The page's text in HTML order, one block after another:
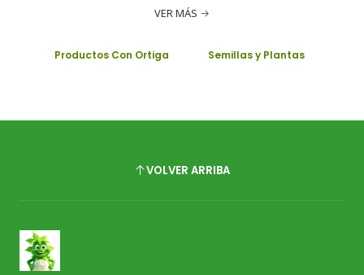
VER MÁS
Productos Con Ortiga Semillas y Plantas
VOLVER ARRIBA